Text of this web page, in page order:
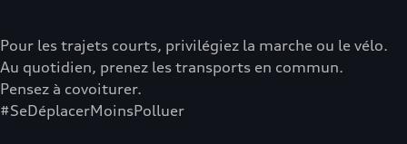
Pour les trajets courts, privilégiez la marche ou le vélo.
Au quotidien, prenez les transports en commun.
Pensez à covoiturer.
#SeDéplacerMoinsPolluer